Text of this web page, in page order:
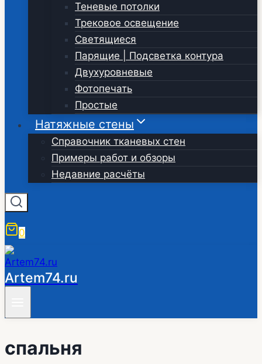
Теневые потолки
Трековое освещение
Светящиеся
Парящие | Подсветка контура
Двухуровневые
Фотопечать
Простые
Натяжные стены
Справочник тканевых стен
Примеры работ и обзоры
Недавние расчёты
0
Artem74.ru
спальня